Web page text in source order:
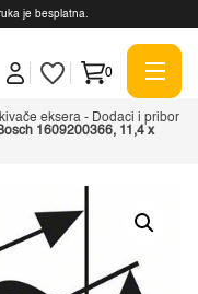
je besplatna.
0
eksera - Dodaci i pribor
1609200366, 11,4 x